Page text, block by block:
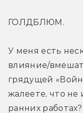
ГОЛДБЛЮМ.
У меня есть
влияние/
грядущей
жалеете, что не
ранних